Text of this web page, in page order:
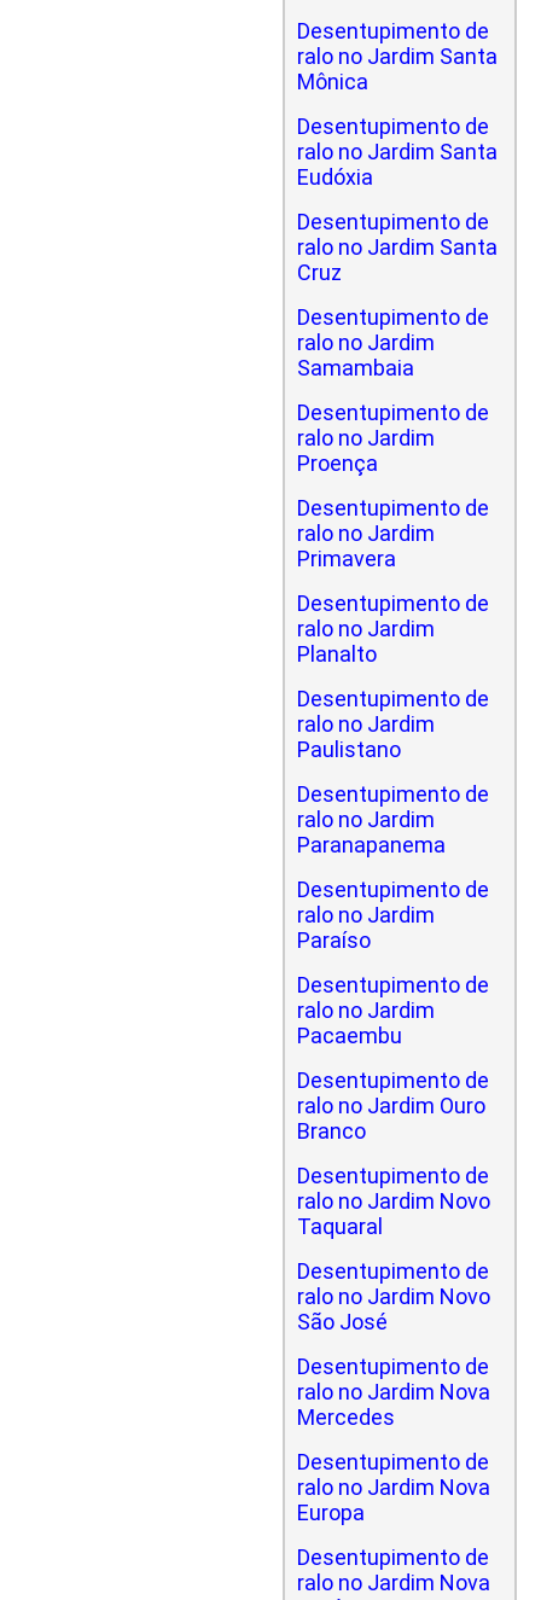
Desentupimento de
ralo no Jardim Santa
Mônica
Desentupimento de
ralo no Jardim Santa
Eudóxia
Desentupimento de
ralo no Jardim Santa
Cruz
Desentupimento de
ralo no Jardim
Samambaia
Desentupimento de
ralo no Jardim
Proença
Desentupimento de
ralo no Jardim
Primavera
Desentupimento de
ralo no Jardim
Planalto
Desentupimento de
ralo no Jardim
Paulistano
Desentupimento de
ralo no Jardim
Paranapanema
Desentupimento de
ralo no Jardim
Paraíso
Desentupimento de
ralo no Jardim
Pacaembu
Desentupimento de
ralo no Jardim Ouro
Branco
Desentupimento de
ralo no Jardim Novo
Taquaral
Desentupimento de
ralo no Jardim Novo
São José
Desentupimento de
ralo no Jardim Nova
Mercedes
Desentupimento de
ralo no Jardim Nova
Europa
Desentupimento de
ralo no Jardim Nova